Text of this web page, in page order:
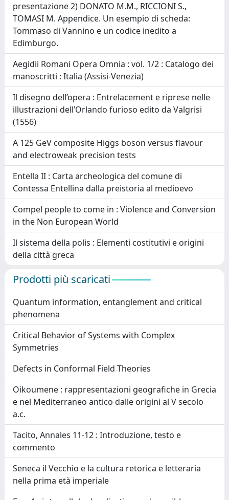
presentazione 2) DONATO M.M., RICCIONI S.,
TOMASI M. Appendice. Un esempio di scheda:
Tommaso di Vannino e un codice inedito a
Edimburgo.
Aegidii Romani Opera Omnia : vol. 1/2 : Catalogo dei
manoscritti : Italia (Assisi-Venezia)
Il disegno dell’opera : Entrelacement e riprese nelle
illustrazioni dell’Orlando furioso edito da Valgrisi
(1556)
A 125 GeV composite Higgs boson versus flavour
and electroweak precision tests
Entella II : Carta archeologica del comune di
Contessa Entellina dalla preistoria al medioevo
Compel people to come in : Violence and Conversion
in the Non European World
Il sistema della polis : Elementi costitutivi e origini
della città greca
Prodotti più scaricati
Quantum information, entanglement and critical
phenomena
Critical Behavior of Systems with Complex
Symmetries
Defects in Conformal Field Theories
Oikoumene : rappresentazioni geografiche in Grecia
e nel Mediterraneo antico dalle origini al V secolo
a.c.
Tacito, Annales 11-12 : Introduzione, testo e
commento
Seneca il Vecchio e la cultura retorica e letteraria
nella prima età imperiale